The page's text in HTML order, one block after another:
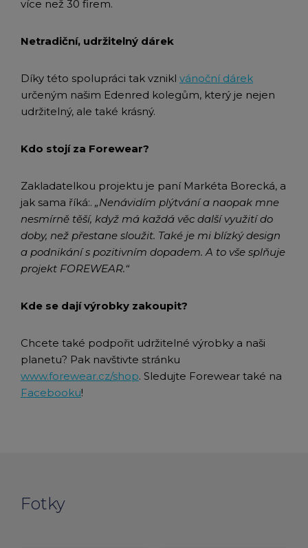
více než 30 firem.
Netradiční, udržitelný dárek
Díky této spolupráci tak vznikl vánoční dárek
určeným našim Edenred kolegům, který je nejen
udržitelný, ale také krásný.
Kdo stojí za Forewear?
Zakladatelkou projektu je paní Markéta Borecká, a
jak sama říká:. „Nenávidím plýtvání a naopak mne
nesmírně těší, když má každá věc další využití do
doby, než přestane sloužit. Také je mi blízký design
a podnikání s pozitivním dopadem. A to vše splňuje
projekt FOREWEAR.“
Kde se dají výrobky zakoupit?
Chcete také podpořit udržitelné výrobky a naši
planetu? Pak navštivte stránku
www.forewear.cz/shop. Sledujte Forewear také na
Facebooku!
Fotky